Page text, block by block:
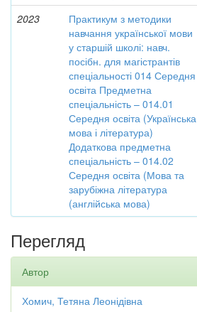
2023
Практикум з методики
навчання української мови
у старшій школі: навч.
посібн. для магістрантів
спеціальності 014 Середня
освіта Предметна
спеціальність – 014.01
Середня освіта (Українська
мова і література)
Додаткова предметна
спеціальність – 014.02
Середня освіта (Мова та
зарубіжна література
(англійська мова)
Перегляд
Автор
Хомич, Тетяна Леонідівна